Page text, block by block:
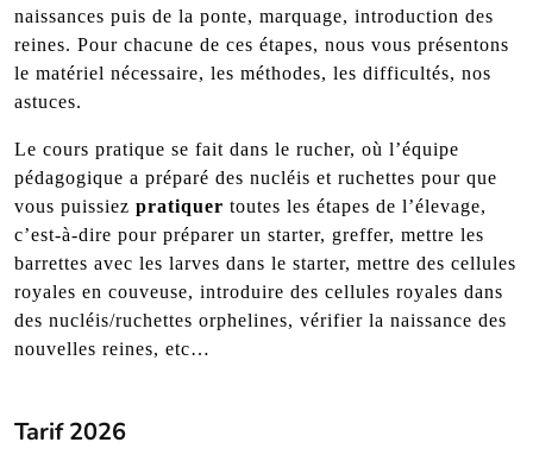
naissances puis de la ponte, marquage, introduction des
reines. Pour chacune de ces étapes, nous vous présentons
le matériel nécessaire, les méthodes, les difficultés, nos
astuces.
Le cours pratique se fait dans le rucher, où l’équipe
pédagogique a préparé des nucléis et ruchettes pour que
vous puissiez pratiquer toutes les étapes de l’élevage,
c’est-à-dire pour préparer un starter, greffer, mettre les
barrettes avec les larves dans le starter, mettre des cellules
royales en couveuse, introduire des cellules royales dans
des nucléis/ruchettes orphelines, vérifier la naissance des
nouvelles reines, etc…
Tarif 2026